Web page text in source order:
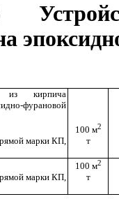
из кирпича
фурановой
100 м2
марки КП,
т
100 м2
марки КП,
т